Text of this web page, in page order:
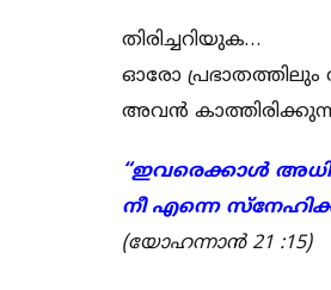
തിരിച്ചറിയുക…
ഓരോ പ്രഭാതത്തിലും
അവൻ
“ഇവരെക്കാൾ
നീ എന്നെ
(യോഹന്നാൻ 21 :15)